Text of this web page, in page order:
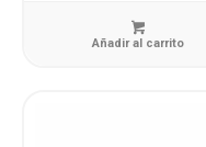
Añadir al carrito